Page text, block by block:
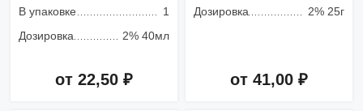
В упаковке
1
Дозировка
2% 40мл
от 22,50 ₽
Дозировка
2% 25г
от 41,00 ₽